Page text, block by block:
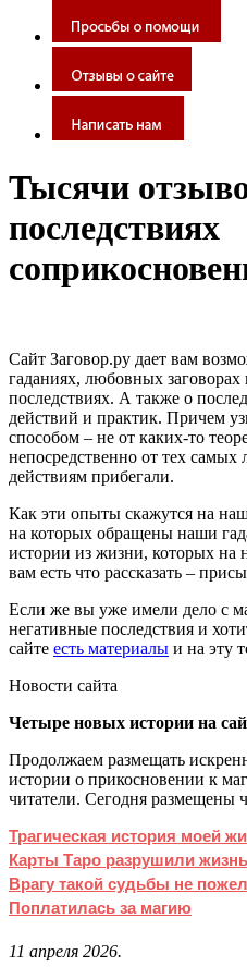
Тысячи
последствиях
Сайт Заговор.ру дает вам
гаданиях, любовных
последствиях. А также о
действий и практик. Причем
способом – не от каких-то
непосредственно от тех
действиям прибегали.
Как эти опыты скажутся на
на которых обращены наши
истории из жизни, которых на
вам есть что рассказать –
Если же вы уже имели дело с
негативные последствия и
сайте есть материалы и на эту
Новости сайта
Четыре новых истории на
Продолжаем размещать
истории о прикосновении к
читатели. Сегодня размещены
Трагическая история моей
Карты Таро разрушили жизнь
Врагу такой судьбы не
Поплатилась за магию
11 апреля 2026.